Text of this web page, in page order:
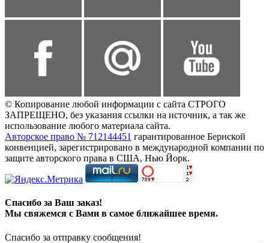
© Копирование любой информации с сайта СТРОГО
ЗАПРЕЩЕНО, без указания ссылки на источник, а так же
использование любого материала сайта.
Авторское право № 712144451 гарантированное Бернской
конвенцией, зарегистрировано в международной компании по
защите авторского права в США, Нью Йорк.
Спасибо за Ваш заказ!
Мы свяжемся с Вами в самое ближайшее время.
Спасибо за отправку сообщения!